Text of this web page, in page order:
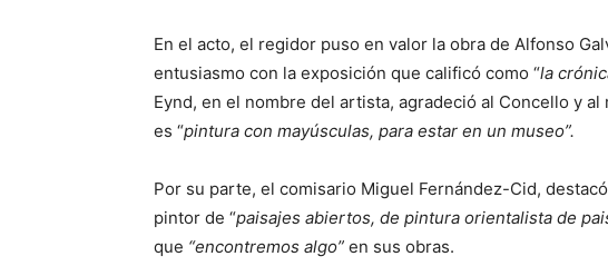
En el acto, el regidor puso en valor la obra de Alfonso
entusiasmo con la exposición que calificó como “la
Eynd, en el nombre del artista, agradeció al Concello y
es “pintura con mayúsculas, para estar en un museo”.
Por su parte, el comisario Miguel Fernández-Cid,
pintor de “paisajes abiertos, de pintura orientalista de
que “encontremos algo” en sus obras.